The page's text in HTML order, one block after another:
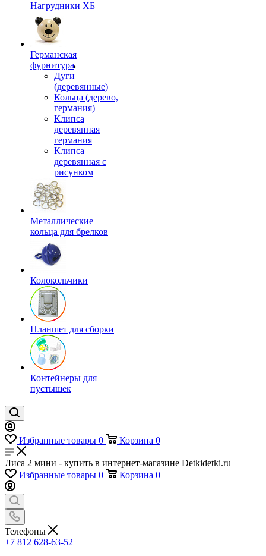
Нагрудники ХБ
Германская
фурнитура
Дуги
(деревянные)
Кольца (дерево,
германия)
Клипса
деревянная
германия
Клипса
деревянная с
рисунком
Металлические
кольца для брелков
Колокольчики
Планшет для сборки
Контейнеры для
пустышек
Избранные товары 0 Корзина 0
Лиса 2 мини - купить в интернет-магазине Detkidetki.ru
Избранные товары 0 Корзина 0
Телефоны
+7 812 628-63-52